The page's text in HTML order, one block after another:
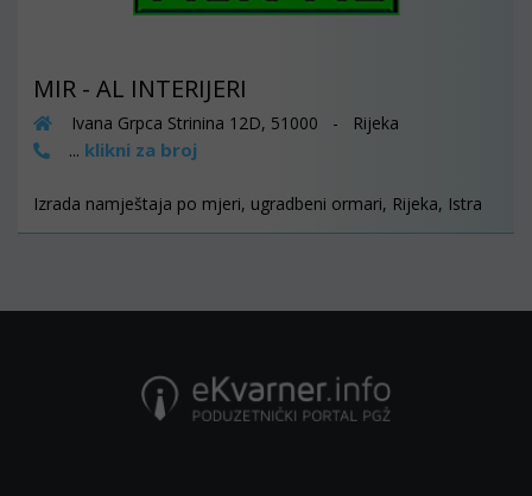
MIR - AL INTERIJERI
Ivana Grpca Strinina 12D, 51000 - Rijeka
... klikni za broj
Izrada namještaja po mjeri, ugradbeni ormari, Rijeka, Istra